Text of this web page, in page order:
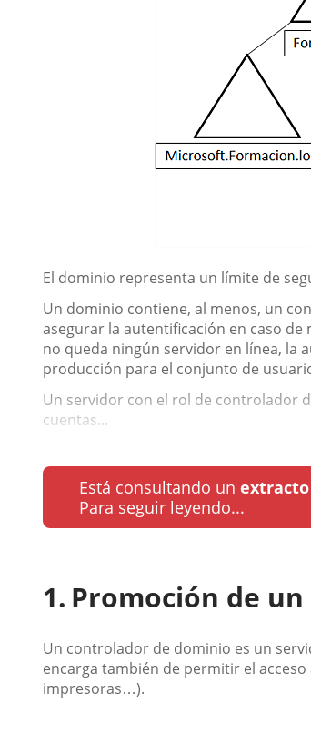
El dominio representa un límite de
Un dominio contiene, al menos, un
asegurar la autentificación en caso
no queda ningún servidor en línea, la
producción para el conjunto de
Un servidor con el rol de controlador
cuentas...
Está consultando un
Para seguir leyendo...
Promoción de
Un controlador de dominio es un
encarga también de permitir el
impresoras…).